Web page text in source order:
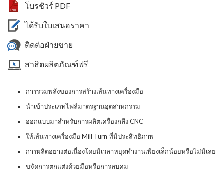
โบรชัวร์ PDF
ได้รับใบเสนอราคา
ติดต่อฝ่ายขาย
สาธิตผลิตภัณฑ์ฟรี
การรวมพลังของการสร้างเส้นทางเครื่องมือ
นำเข้าประเภทไฟล์มาตรฐานอุตสาหกรรม
ออกแบบมาสำหรับการผลิตเครื่องกลึง CNC
ให้เส้นทางเครื่องมือ Mill Turn ที่มีประสิทธิภาพ
การผลิตอย่างต่อเนื่องโดยมีเวลาหยุดทำงานเพียงเล็กน้อยหรือไม่มีเลย
ขจัดการตกแต่งด้วยมือหรือการลบคม